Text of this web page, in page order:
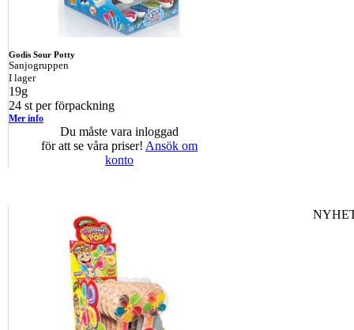
Godis Sour Potty
Sanjogruppen
I lager
19g
24 st per förpackning
Mer info
Du måste vara inloggad
för att se våra priser! Ansök om
konto